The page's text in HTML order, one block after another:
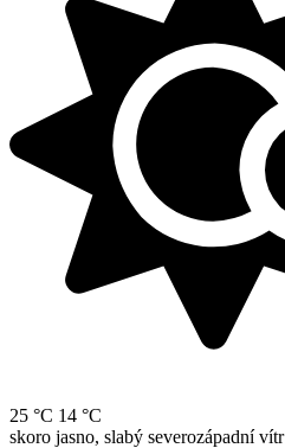
25 °C 14 °C
skoro jasno, slabý severozápadní vítr